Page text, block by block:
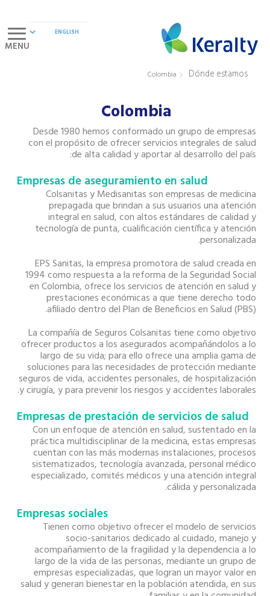
MENU
Dónde estamos
Colombia
Colombia
Desde 1980 hemos conformado un grupo de empresas
con el propósito de ofrecer servicios integrales de salud
de alta calidad y aportar al desarrollo del país:
Empresas de aseguramiento en salud
Colsanitas y Medisanitas son empresas de medicina
prepagada que brindan a sus usuarios una atención
integral en salud, con altos estándares de calidad y
tecnología de punta, cualificación científica y atención
personalizada.
EPS Sanitas, la empresa promotora de salud creada en
1994 como respuesta a la reforma de la Seguridad Social
en Colombia, ofrece los servicios de atención en salud y
prestaciones económicas a que tiene derecho todo
afiliado dentro del Plan de Beneficios en Salud (PBS).
La compañía de Seguros Colsanitas tiene como objetivo
ofrecer productos a los asegurados acompañándolos a lo
largo de su vida; para ello ofrece una amplia gama de
soluciones para las necesidades de protección mediante
seguros de vida, accidentes personales, de hospitalización
y cirugía, y para prevenir los riesgos y accidentes laborales.
Empresas de prestación de servicios de salud
Con un enfoque de atención en salud, sustentado en la
práctica multidisciplinar de la medicina, estas empresas
cuentan con las más modernas instalaciones, procesos
sistematizados, tecnología avanzada, personal médico
especializado, comités médicos y una atención integral
cálida y personalizada.
Empresas sociales
Tienen como objetivo ofrecer el modelo de servicios
socio-sanitarios dedicado al cuidado, manejo y
acompañamiento de la fragilidad y la dependencia a lo
largo de la vida de las personas, mediante un grupo de
empresas especializadas, que logran un mayor valor en
salud y generan bienestar en la población atendida, en sus